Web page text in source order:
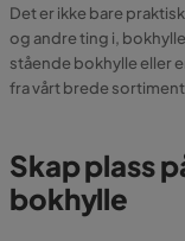
Det er ikke bare
og andre ting i,
stående bokhylle eller
fra vårt brede
Skap plass
bokhylle